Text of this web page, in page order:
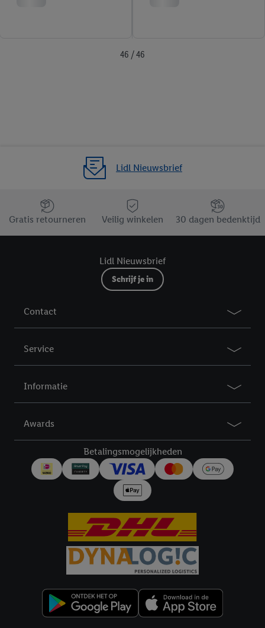
46 / 46
Lidl Nieuwsbrief
Jouw voordelen bij ons als Lidl webshop klant
Gratis retourneren
Veilig winkelen 30 dagen bedenktijd
Lidl Nieuwsbrief
Schrijf je in
Contact
Service
Informatie
Awards
Betalingsmogelijkheden